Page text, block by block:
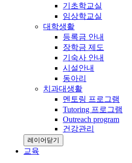
기초학교실
임상학교실
대학생활
등록금 안내
장학금 제도
기숙사 안내
시설안내
동아리
치과대생활
멘토링 프로그램
Tutoring 프로그램
Outreach program
건강관리
레이어닫기
교육